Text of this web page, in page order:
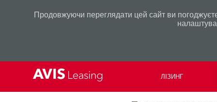
Продовжуючи переглядати цей сайт ви
ЛІЗИНГ